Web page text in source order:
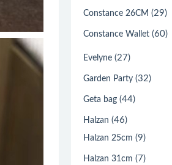
Constance 26CM (29)
Constance Wallet (60)
Evelyne (27)
Garden Party (32)
Geta bag (44)
Halzan (46)
Halzan 25cm (9)
Halzan 31cm (7)